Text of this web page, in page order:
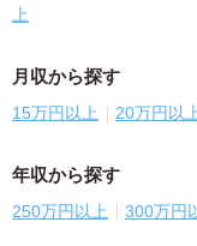
上
月収から探す
15万円以上 20万円以
年収から探す
250万円以上 300万円